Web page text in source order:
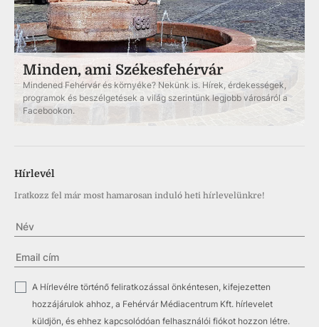
Minden, ami Székesfehérvár
Mindened Fehérvár és környéke? Nekünk is. Hírek, érdekességek,
programok és beszélgetések a világ szerintünk legjobb városáról a
Facebookon.
Hírlevél
Iratkozz fel már most hamarosan induló heti hírlevelünkre!
A Hírlevélre történő feliratkozással önkéntesen, kifejezetten
hozzájárulok ahhoz, a Fehérvár Médiacentrum Kft. hírlevelet
küldjön, és ehhez kapcsolódóan felhasználói fiókot hozzon létre.